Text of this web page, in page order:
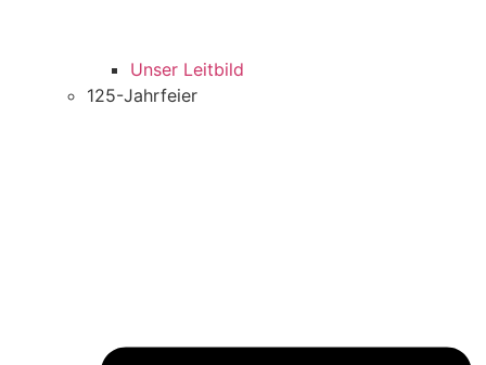
Unser Leitbild
125-Jahrfeier